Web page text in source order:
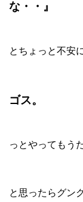
な・・』
とちょっと不安
ゴス。
っとやってもう
と思ったらグン